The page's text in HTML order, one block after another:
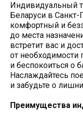
Индивидуальный
Беларуси в Санкт-
комфортный и
до места
встретит вас и
от необходимости
и беспокоиться о
Наслаждайтесь
и забудьте о
Преимущества